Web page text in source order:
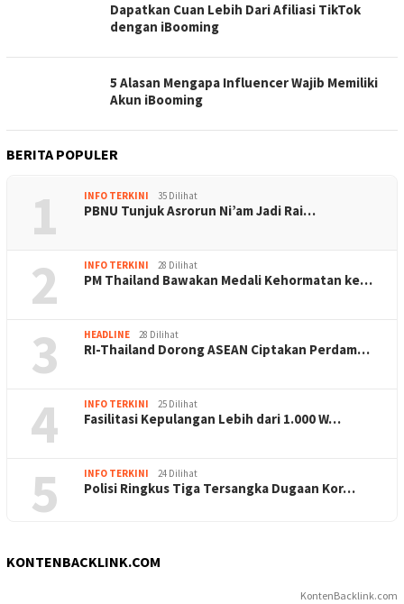
Dapatkan Cuan Lebih Dari Afiliasi TikTok
dengan iBooming
5 Alasan Mengapa Influencer Wajib Memiliki
Akun iBooming
BERITA POPULER
1 INFO TERKINI 35 Dilihat
PBNU Tunjuk Asrorun Ni’am Jadi Rai…
2 INFO TERKINI 28 Dilihat
PM Thailand Bawakan Medali Kehormatan ke…
3 HEADLINE 28 Dilihat
RI-Thailand Dorong ASEAN Ciptakan Perdam…
4 INFO TERKINI 25 Dilihat
Fasilitasi Kepulangan Lebih dari 1.000 W…
5 INFO TERKINI 24 Dilihat
Polisi Ringkus Tiga Tersangka Dugaan Kor…
KONTENBACKLINK.COM
KontenBacklink.com